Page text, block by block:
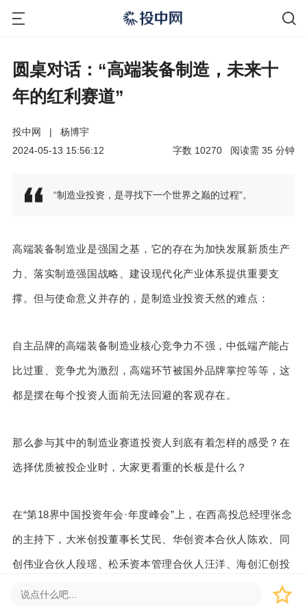
圆桌对话：“高端装备制造，未来十
年的红利赛道”
投中网 |
杨博宇
2024-05-13 15:56:12
分钟
35
阅读需
10270
字数
“制造业投资，是寻找下一个世界之巅的过程”。
高端装备制造业是强国之基，它的存在为加快发展新质生产
力、落实制造强国战略、建设现代化产业体系提供重要支
撑。但与使命意义并存的，是制造业投资天然的难点：
自主品牌的高端装备制造业核心竞争力不强，中低端产能占
比过重、竞争尤为激烈，高端环节被国外品牌掌控等等，这
都是摆在每个投资人面前无法回避的客观存在。
那么参与其中的制造业赛道投资人到底有着怎样的感受？在
选择优质被投企业时，大家更看重的长板是什么？
在“第18界中国投资年会·年度峰会”上，在西高投总经理张念
的主持下，大米创投董事长艾民、华创资本合伙人陈欢、同
创伟业合伙人段瑶、松禾资本管理合伙人汪洋、海创汇创投
总经理李银亮、天鹰资本合伙人张勇、九鼎投资董事总经理